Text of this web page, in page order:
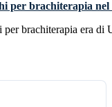
per brachiterapia nel
brachiterapia era